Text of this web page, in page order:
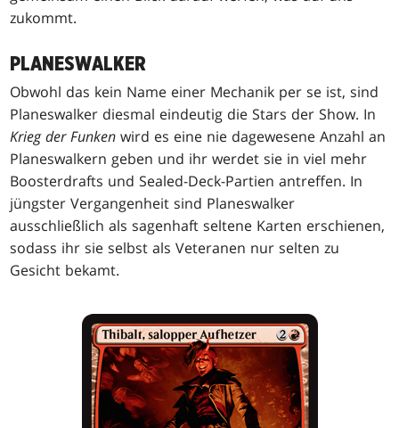
zukommt.
PLANESWALKER
Obwohl das kein Name einer Mechanik per se ist, sind
Planeswalker diesmal eindeutig die Stars der Show. In
Krieg der Funken wird es eine nie dagewesene Anzahl an
Planeswalkern geben und ihr werdet sie in viel mehr
Boosterdrafts und Sealed-Deck-Partien antreffen. In
jüngster Vergangenheit sind Planeswalker
ausschließlich als sagenhaft seltene Karten erschienen,
sodass ihr sie selbst als Veteranen nur selten zu
Gesicht bekamt.